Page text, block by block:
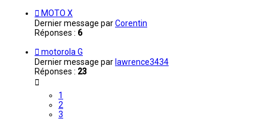
MOTO X
Dernier message parCorentin
Réponses : 6
motorola G
Dernier message par lawrence3434
Réponses : 23
1
2
3